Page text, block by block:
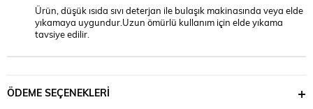
Ürün, düşük ısıda sıvı deterjan ile bulaşık makinasında veya elde
yıkamaya uygundur.Uzun ömürlü kullanım için elde yıkama
tavsiye edilir.
ÖDEME SEÇENEKLERI